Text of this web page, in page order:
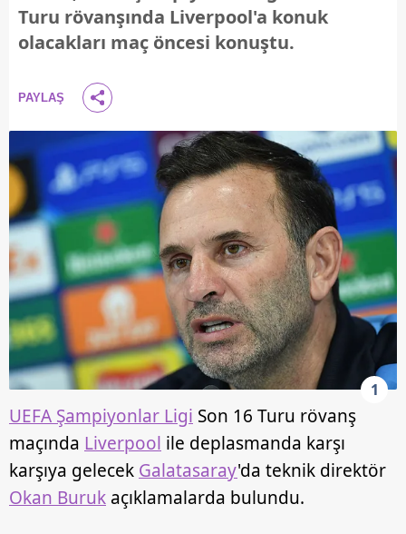
Turu rövanşında Liverpool'a konuk
olacakları maç öncesi konuştu.
PAYLAŞ
1
UEFA Şampiyonlar Ligi Son 16 Turu rövanş
maçında Liverpool ile deplasmanda karşı
karşıya gelecek Galatasaray'da teknik direktör
Okan Buruk açıklamalarda bulundu.